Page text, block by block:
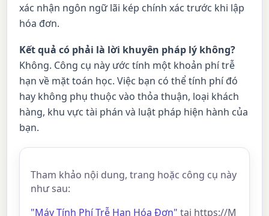
xác nhận ngôn ngữ lãi kép chính xác trước khi lập
hóa đơn.
Kết quả có phải là lời khuyên pháp lý không?
Không. Công cụ này ước tính một khoản phí trễ
hạn về mặt toán học. Việc bạn có thể tính phí đó
hay không phụ thuộc vào thỏa thuận, loại khách
hàng, khu vực tài phán và luật pháp hiện hành của
bạn.
Tham khảo nội dung, trang hoặc công cụ này
như sau:
"Máy Tính Phí Trễ Hạn Hóa Đơn" tại https://M